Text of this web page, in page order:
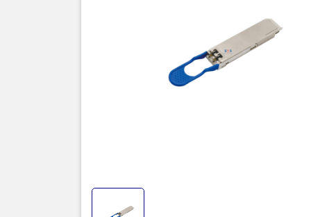
thông
4I1-9D1F
của ITU-T.
học
kênh tín
ra. Bước
nm là các
bộ phát
suất vượt
học yêu
dạng hình
Đa nguồn